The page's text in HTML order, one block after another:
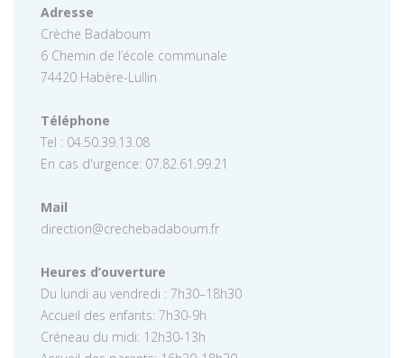
Adresse
Crèche Badaboum
6 Chemin de l’école communale
74420 Habère-Lullin
Téléphone
Tel : 04.50.39.13.08
En cas d'urgence: 07.82.61.99.21
Mail
direction@crechebadaboum.fr
Heures d’ouverture
Du lundi au vendredi : 7h30–18h30
Accueil des enfants: 7h30-9h
Créneau du midi: 12h30-13h